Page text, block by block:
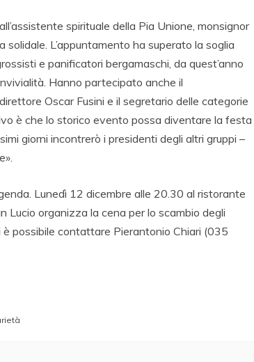
spirituale della Pia Unione, monsignor
L’appuntamento ha superato la soglia
e panificatori bergamaschi, da quest’anno
Hanno partecipato anche il
Oscar Fusini e il segretario delle categorie
è che lo storico evento possa diventare la festa
giorni incontrerò i presidenti degli altri gruppi –
Lunedì 12 dicembre alle 20.30 al ristorante
Lucio organizza la cena per lo scambio degli
possibile contattare Pierantonio Chiari (035